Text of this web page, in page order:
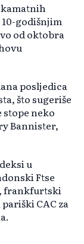
godišnjim
od oktobra
posljedica
što sugeriše
stope neko
Bannister,
u
Ftse
frankfurtski
pariški CAC za